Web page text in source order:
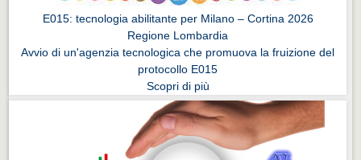
E015: tecnologia abilitante per Milano – Cortina 2026
Regione Lombardia
Avvio di un'agenzia tecnologica che promuova la fruizione del
protocollo E015
Scopri di più